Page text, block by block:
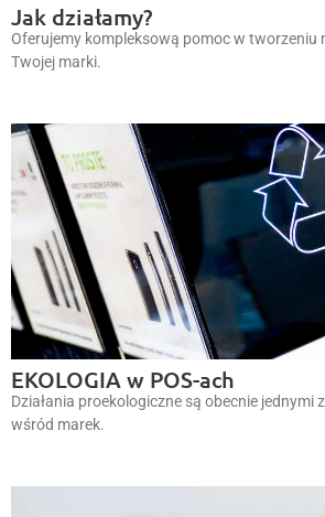
Jak działamy?
Oferujemy kompleksową pomoc w tworzeniu
Twojej marki.
EKOLOGIA w POS-ach
Działania proekologiczne są obecnie jednymi
wśród marek.